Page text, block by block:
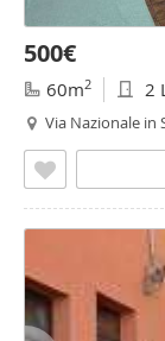
500€
60m2 2
Via Nazionale in